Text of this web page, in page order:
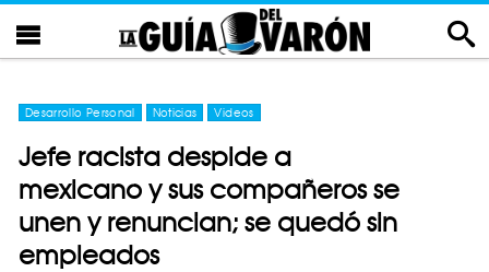
Desarrollo Personal Noticias Videos
Jefe racista despide a
mexicano y sus compañeros se
unen y renuncian; se quedó sin
empleados